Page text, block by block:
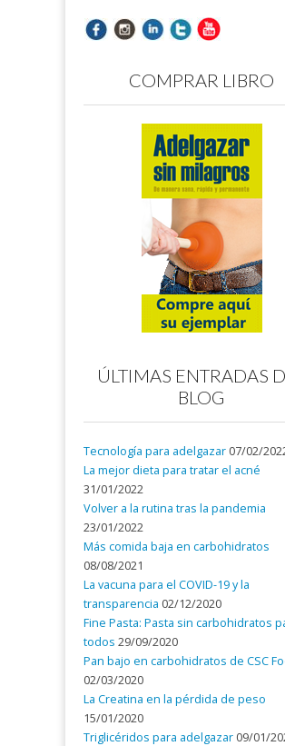
COMPRAR LIBRO
ÚLTIMAS ENTRADAS
BLOG
Tecnología para adelgazar 07/02/
La mejor dieta para tratar el acné
31/01/2022
Volver a la rutina tras la pandemia
23/01/2022
Más comida baja en carbohidratos
08/08/2021
La vacuna para el COVID-19 y la
transparencia 02/12/2020
Fine Pasta: Pasta sin carbohidratos
todos 29/09/2020
Pan bajo en carbohidratos de CSC
02/03/2020
La Creatina en la pérdida de peso
15/01/2020
Triglicéridos para adelgazar 09/01/